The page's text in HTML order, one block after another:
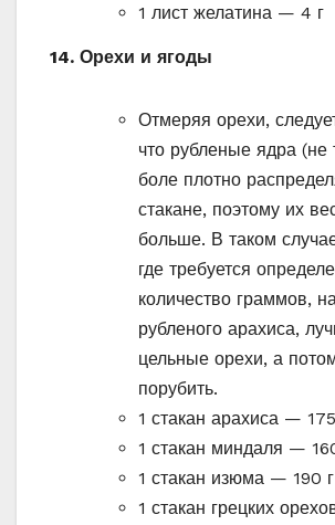
1 лист желатина — 4 г
14. Орехи и ягоды
Отмеряя орехи,
что рубленые ядра (не
боле плотно
стакане, поэтому их
больше. В таком
где требуется
количество граммов,
рубленого арахиса,
цельные орехи, а
порубить.
1 стакан арахиса —
1 стакан миндаля —
1 стакан изюма — 190 г
1 стакан грецких